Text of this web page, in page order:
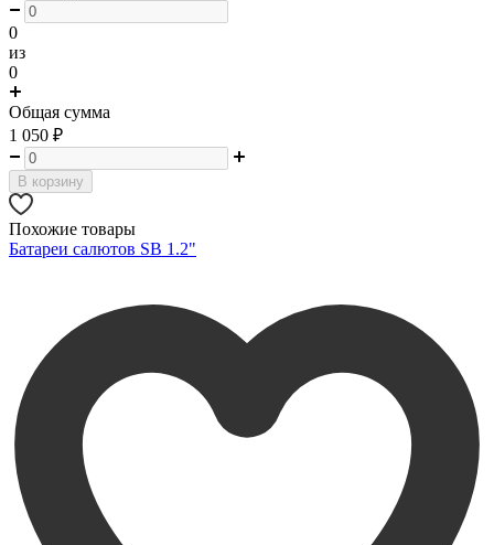
0
из
0
Общая сумма
1 050 ₽
В корзину
Похожие товары
Батареи салютов SB 1.2"